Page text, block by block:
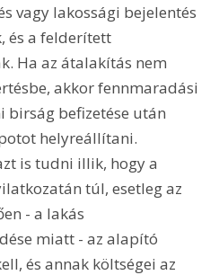
vagy lakossági bejelentés
és a felderített
Ha az átalakítás nem
akkor fennmaradási
birság befizetése után
helyreállítani.
is tudni illik, hogy a
túl, esetleg az
- a lakás
miatt - az alapító
és annak költségei az